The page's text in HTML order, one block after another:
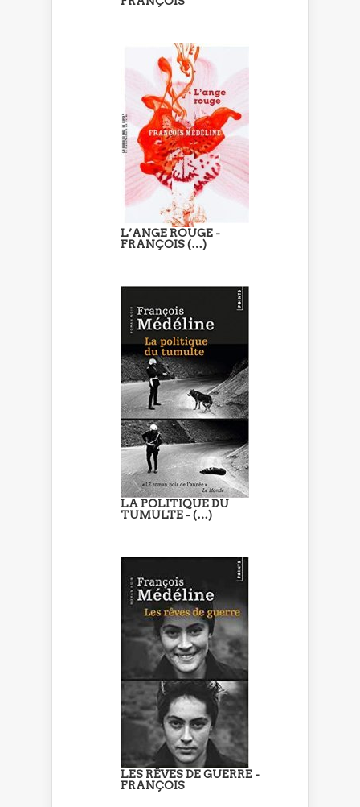
L’ANGE ROUGE -
FRANÇOIS (…)
LA POLITIQUE DU
TUMULTE - (…)
LES RÊVES DE GUERRE -
FRANÇOIS